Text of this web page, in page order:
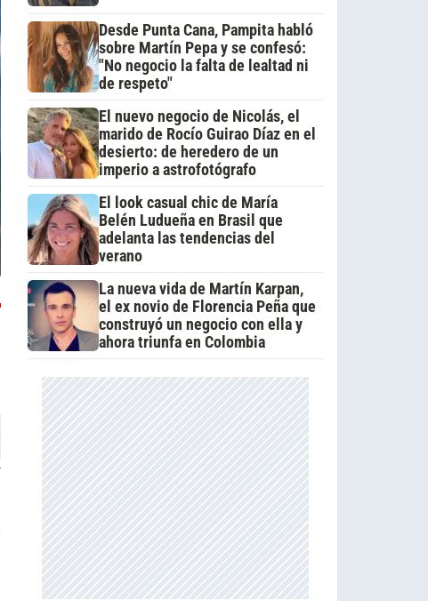
Desde Punta Cana, Pampita habló
sobre Martín Pepa y se confesó:
"No negocio la falta de lealtad ni
de respeto"
El nuevo negocio de Nicolás, el
marido de Rocío Guirao Díaz en el
desierto: de heredero de un
imperio a astrofotógrafo
El look casual chic de María
Belén Ludueña en Brasil que
adelanta las tendencias del
verano
La nueva vida de Martín Karpan,
el ex novio de Florencia Peña que
construyó un negocio con ella y
ahora triunfa en Colombia